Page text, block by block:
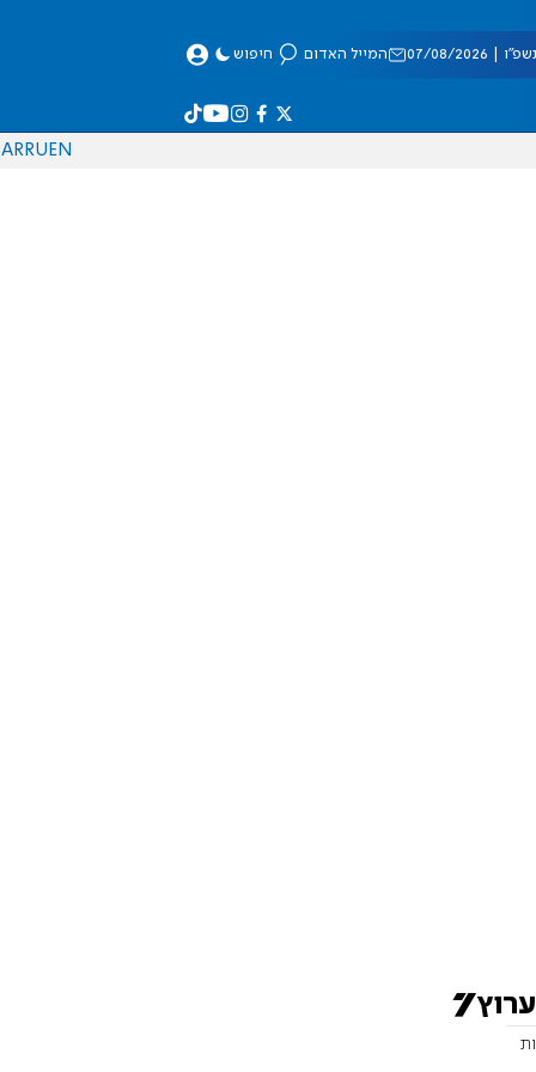
08/2026 המייל האדום חיפוש
EN
RU
AR